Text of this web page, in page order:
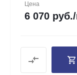
Цена
6 070 руб./